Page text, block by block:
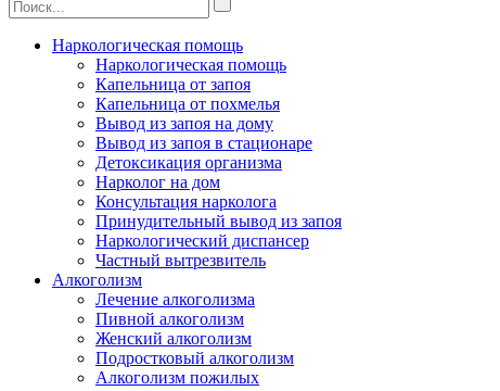
Наркологическая помощь
Наркологическая помощь
Капельница от запоя
Капельница от похмелья
Вывод из запоя на дому
Вывод из запоя в стационаре
Детоксикация организма
Нарколог на дом
Консультация нарколога
Принудительный вывод из запоя
Наркологический диспансер
Частный вытрезвитель
Алкоголизм
Лечение алкоголизма
Пивной алкоголизм
Женский алкоголизм
Подростковый алкоголизм
Алкоголизм пожилых